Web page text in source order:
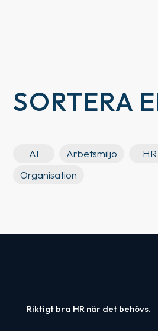
SORTERA
AI Arbetsmiljö HR
Organisation
Riktigt bra HR när det behövs.